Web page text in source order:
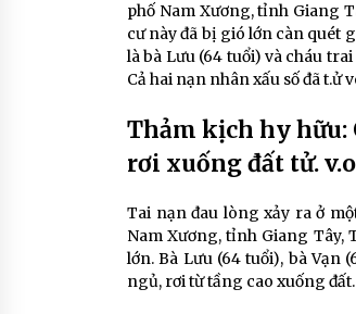
phố Nam Xương, tỉnh Giang
cư này đã bị gió lớn càn quét
là bà Lưu (64 tuổi) và cháu
Cả hai nạn nhân xấu số đã t.ử
Thảm kịch hy hữu:
rơi xuống đất tử.
Tai nạn đau lòng xảy ra ở
Nam Xương, tỉnh Giang Tây,
lớn. Bà Lưu (64 tuổi), bà Vạn
ngủ, rơi từ tầng cao xuống đất.